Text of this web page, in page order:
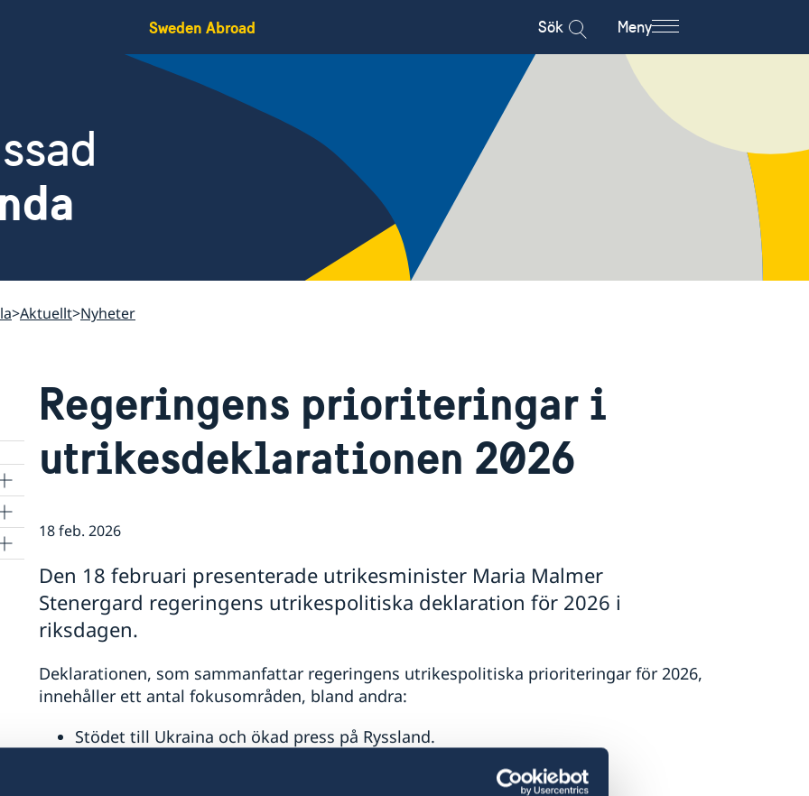
Sweden Abroad Sök Meny
Aktuellt Nyheter
Regeringens prioriteringar i
utrikesdeklarationen 2026
18 feb. 2026
Den 18 februari presenterade utrikesminister Maria Malmer
Stenergard regeringens utrikespolitiska deklaration för 2026 i
riksdagen.
Deklarationen, som sammanfattar regeringens utrikespolitiska prioriteringar för 2026,
innehåller ett antal fokusområden, bland andra:
Stödet till Ukraina och ökad press på Ryssland.